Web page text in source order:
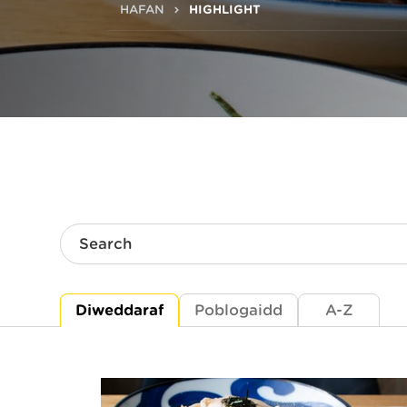
HAFAN HIGHLIGHT
Search
Diweddaraf Poblogaidd A-Z